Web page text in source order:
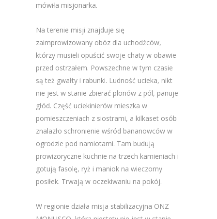
mówiła misjonarka.
Na terenie misji znajduje się
zaimprowizowany obóz dla uchodźców,
którzy musieli opuścić swoje chaty w obawie
przed ostrzałem. Powszechne w tym czasie
są też gwałty i rabunki. Ludność ucieka, nikt
nie jest w stanie zbierać plonów z pól, panuje
głód. Część uciekinierów mieszka w
pomieszczeniach z siostrami, a kilkaset osób
znalazło schronienie wśród bananowców w
ogrodzie pod namiotami. Tam budują
prowizoryczne kuchnie na trzech kamieniach i
gotują fasolę, ryż i maniok na wieczorny
posiłek. Trwają w oczekiwaniu na pokój.
W regionie działa misja stabilizacyjna ONZ